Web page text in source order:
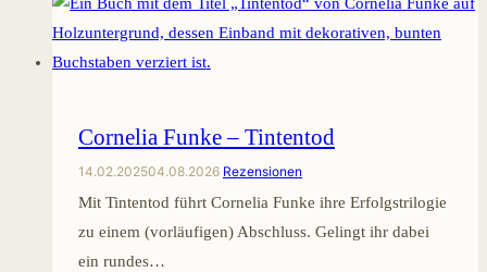
Cornelia Funke – Tintentod
14.02.202504.08.2026 Rezensionen
Mit Tintentod führt Cornelia Funke ihre Erfolgstrilogie
zu einem (vorläufigen) Abschluss. Gelingt ihr dabei
ein rundes…